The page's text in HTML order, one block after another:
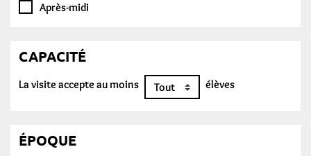
Après-midi
CAPACITÉ
La visite accepte au moins élèves
ÉPOQUE